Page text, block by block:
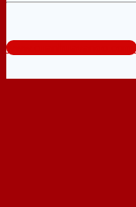
www.cuanhuavango.com